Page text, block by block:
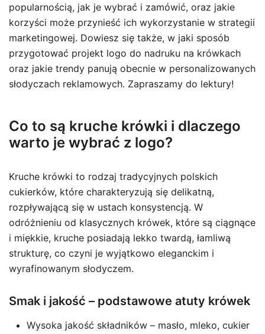
popularnością, jak je wybrać i zamówić, oraz jakie
korzyści może przynieść ich wykorzystanie w strategii
marketingowej. Dowiesz się także, w jaki sposób
przygotować projekt logo do nadruku na krówkach
oraz jakie trendy panują obecnie w personalizowanych
słodyczach reklamowych. Zapraszamy do lektury!
Co to są kruche krówki i dlaczego
warto je wybrać z logo?
Kruche krówki to rodzaj tradycyjnych polskich
cukierków, które charakteryzują się delikatną,
rozpływającą się w ustach konsystencją. W
odróżnieniu od klasycznych krówek, które są ciągnące
i miękkie, kruche posiadają lekko twardą, łamliwą
strukturę, co czyni je wyjątkowo eleganckim i
wyrafinowanym słodyczem.
Smak i jakość – podstawowe atuty krówek
Wysoka jakość składników – masło, mleko, cukier